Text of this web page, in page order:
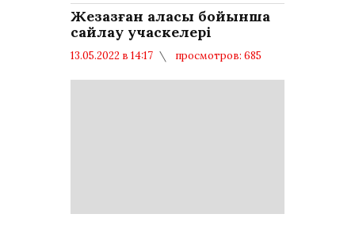
Жезқазған қаласы бойынша
сайлау учаскелері
13.05.2022 в 14:17
просмотров: 685